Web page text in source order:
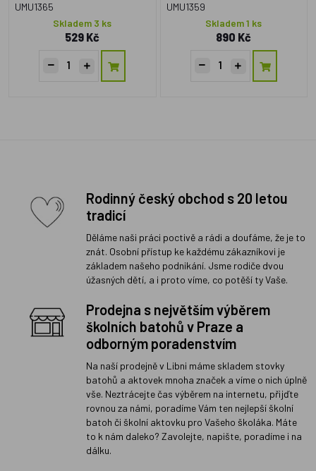
UMU1365
Skladem 3 ks
529 Kč
UMU1359
Skladem 1 ks
890 Kč
Rodinný český obchod s 20 letou
tradicí
Děláme naši práci poctivě a rádi a doufáme, že je to
znát. Osobní přístup ke každému zákazníkovi je
základem našeho podnikání. Jsme rodiče dvou
úžasných dětí, a i proto víme, co potěší ty Vaše.
Prodejna s největším výběrem
školních batohů v Praze a
odborným poradenstvím
Na naší prodejně v Libni máme skladem stovky
batohů a aktovek mnoha značek a víme o nich úplně
vše. Neztrácejte čas výběrem na internetu, přijďte
rovnou za námi, poradíme Vám ten nejlepší školní
batoh či školní aktovku pro Vašeho školáka. Máte
to k nám daleko? Zavolejte, napište, poradíme i na
dálku.